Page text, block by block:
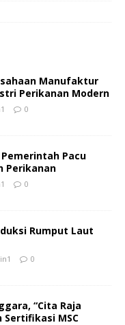
Manufaktur
Perikanan Modern
0
Pacu
Perikanan
0
Rumput Laut
0
“Cita Raja
Sertifikasi MSC